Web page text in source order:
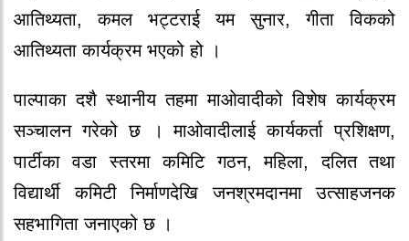
आतिथ्यता, कमल भट्टराई यम सुनार, गीता विकको
आतिथ्यता कार्यक्रम भएको हो ।
पाल्पाका दशै स्थानीय तहमा माओवादीको विशेष कार्यक्रम
सञ्चालन गरेको छ । माओवादीलाई कार्यकर्ता प्रशिक्षण,
पार्टीका वडा स्तरमा कमिटि गठन, महिला, दलित तथा
विद्यार्थी कमिटी निर्माणदेखि जनश्रमदानमा उत्साहजनक
सहभागिता जनाएको छ ।